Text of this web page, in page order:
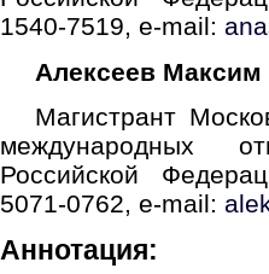
1540-7519, e-mail:
Алексеев
Магистрант
международных
Российской
5071-0762, e-mail:
Аннотация: